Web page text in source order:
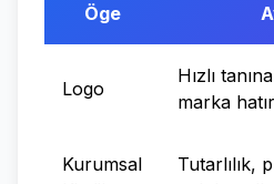
Öge
Logo
Hızlı
marka
Kurumsal
Tutarlılık,